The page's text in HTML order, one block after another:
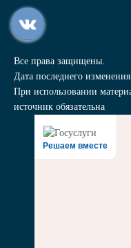
Все права защищены.
Дата последнего
При использовании
источник обязательна
Решаем вместе